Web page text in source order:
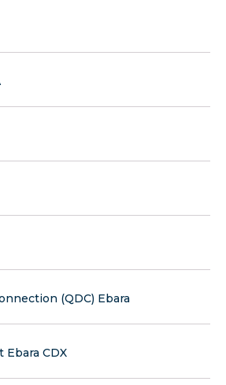
(QDC) Ebara
Ebara CDX